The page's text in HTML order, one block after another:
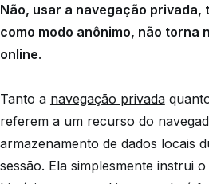
Não, usar a navegação privada,
como modo anônimo, não torna
online.
Tanto a navegação privada
referem a um recurso do
armazenamento de dados locais
sessão. Ela simplesmente instrui